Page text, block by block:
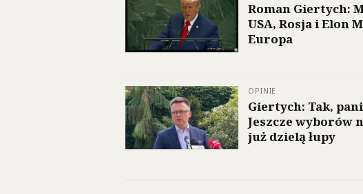
Roman Giertych:
USA, Rosja i Elon
Europa
OPINIE
Giertych: Tak,
Jeszcze wyborów
już dzielą łupy